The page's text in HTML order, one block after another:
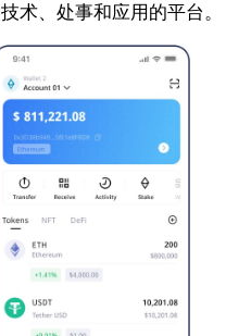
术、处事和应用的平台。